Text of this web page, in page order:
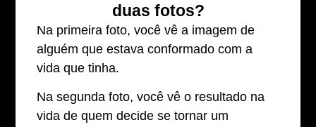
duas fotos?
Na primeira foto, você vê a imagem de
alguém que estava conformado com a
vida que tinha.
Na segunda foto, você vê o resultado na
vida de quem decide se tornar um